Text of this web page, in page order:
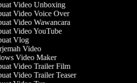
Video Unboxing
Video Voice Over
Video Wawancara
Video YouTube
Vlog
Video
Video Maker
Video Trailer Film
Video Trailer Teaser